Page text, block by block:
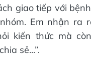
giao tiếp với
Em nhận ra
kiến thức mà
sẻ...”.